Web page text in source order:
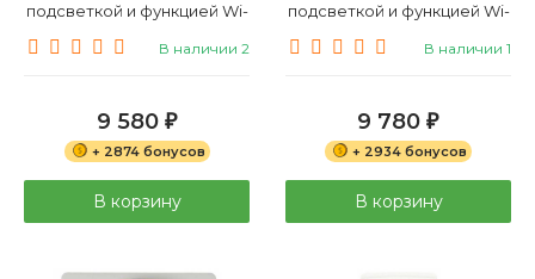
подсветкой и функцией Wi-
Fi, без рамки Werkel
В наличии 2
9 580 ₽
+ 2874 бонусов
В корзину
подсветкой и функцией Wi-
Fi, без рамки Werkel
В наличии 1
9 780 ₽
+ 2934 бонусов
В корзину